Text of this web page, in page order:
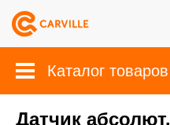
Каталог товаров
Датчик